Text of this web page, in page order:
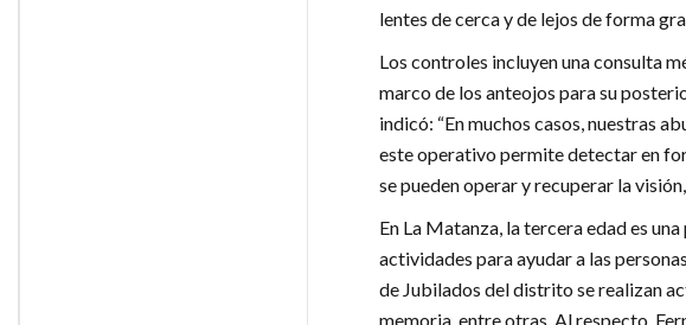
lentes de cerca y de lejos de forma
Los controles incluyen una consulta
marco de los anteojos para su
indicó: “En muchos casos, nuestras
este operativo permite detectar en
se pueden operar y recuperar la
En La Matanza, la tercera edad es
actividades para ayudar a las
de Jubilados del distrito se realizan
memoria, entre otras. Al respecto,